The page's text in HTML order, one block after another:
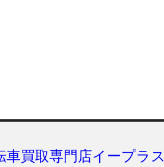
車買取専門店イープラス